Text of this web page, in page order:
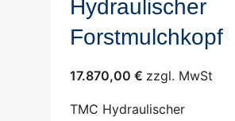
Hydraulischer
Forstmulchkopf
17.870,00 € zzgl. MwSt
TMC Hydraulischer